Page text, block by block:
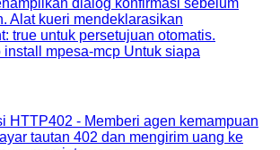
dialog konfirmasi sebelum
Alat kueri mendeklarasikan
true untuk persetujuan otomatis.
install mpesa-mcp Untuk siapa
HTTP402 - Memberi agen kemampuan
tautan 402 dan mengirim uang ke